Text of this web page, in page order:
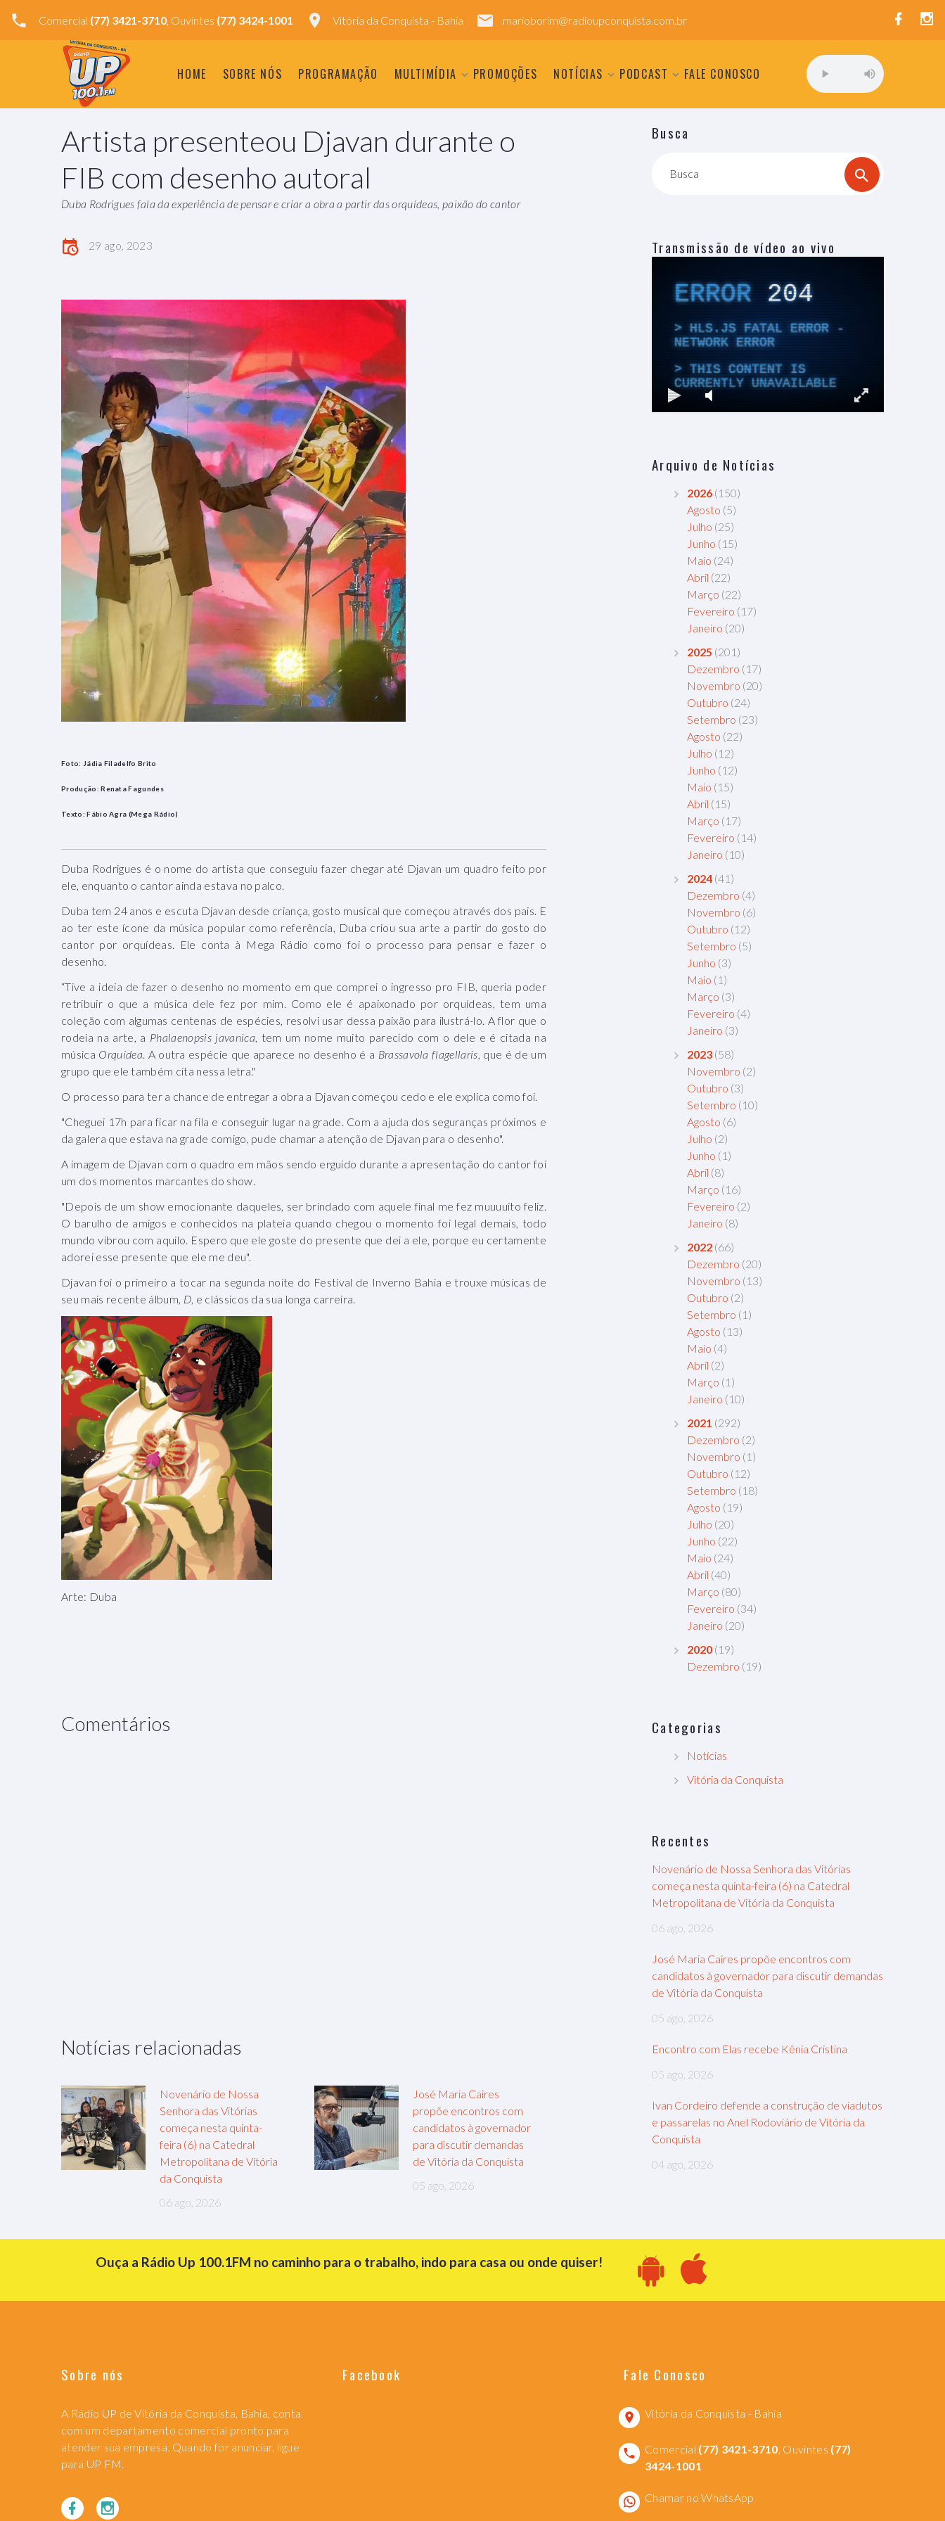
Comercial (77) 3421-3710, Ouvintes (77) 3424-1001 Vitória da Conquista - Bahia marioborim@radioupconquista.com.br
HOME SOBRE NÓS PROGRAMAÇÃO MULTIMÍDIA PROMOÇÕES NOTÍCIAS PODCAST FALE CONOSCO
Artista presenteou Djavan durante o
FIB com desenho autoral
Duba Rodrigues fala da experiência de pensar e criar a obra a partir das orquídeas, paixão do cantor
29 ago, 2023
Foto: Jádia Filadelfo Brito
Produção: Renata Fagundes
Texto: Fábio Agra (Mega Rádio)
Duba Rodrigues é o nome do artista que conseguiu fazer chegar até Djavan um quadro feito por
ele, enquanto o cantor ainda estava no palco.
Duba tem 24 anos e escuta Djavan desde criança, gosto musical que começou através dos pais. E
ao ter este ícone da música popular como referência, Duba criou sua arte a partir do gosto do
cantor por orquídeas. Ele conta à Mega Rádio como foi o processo para pensar e fazer o
desenho.
“Tive a ideia de fazer o desenho no momento em que comprei o ingresso pro FIB, queria poder
retribuir o que a música dele fez por mim. Como ele é apaixonado por orquídeas, tem uma
coleção com algumas centenas de espécies, resolvi usar dessa paixão para ilustrá-lo. A flor que o
rodeia na arte, a Phalaenopsis javanica, tem um nome muito parecido com o dele e é citada na
música Orquídea. A outra espécie que aparece no desenho é a Brassavola flagellaris, que é de um
grupo que ele também cita nessa letra."
O processo para ter a chance de entregar a obra a Djavan começou cedo e ele explica como foi.
"Cheguei 17h para ficar na fila e conseguir lugar na grade. Com a ajuda dos seguranças próximos e
da galera que estava na grade comigo, pude chamar a atenção de Djavan para o desenho".
A imagem de Djavan com o quadro em mãos sendo erguido durante a apresentação do cantor foi
um dos momentos marcantes do show.
"Depois de um show emocionante daqueles, ser brindado com aquele final me fez muuuuito feliz.
O barulho de amigos e conhecidos na plateia quando chegou o momento foi legal demais, todo
mundo vibrou com aquilo. Espero que ele goste do presente que dei a ele, porque eu certamente
adorei esse presente que ele me deu".
Djavan foi o primeiro a tocar na segunda noite do Festival de Inverno Bahia e trouxe músicas de
seu mais recente álbum, D, e clássicos da sua longa carreira.
Arte: Duba
Comentários
Notícias relacionadas
Novenário de Nossa
Senhora das Vitórias
começa nesta quinta-
feira (6) na Catedral
Metropolitana de Vitória
da Conquista
06 ago, 2026
José Maria Caires
propõe encontros com
candidatos à governador
para discutir demandas
de Vitória da Conquista
05 ago, 2026
Busca
Busca
Transmissão de vídeo ao vivo
Arquivo de Notícias
2026 (150)
Agosto (5)
Julho (25)
Junho (15)
Maio (24)
Abril (22)
Março (22)
Fevereiro (17)
Janeiro (20)
2025 (201)
Dezembro (17)
Novembro (20)
Outubro (24)
Setembro (23)
Agosto (22)
Julho (12)
Junho (12)
Maio (15)
Abril (15)
Março (17)
Fevereiro (14)
Janeiro (10)
2024 (41)
Dezembro (4)
Novembro (6)
Outubro (12)
Setembro (5)
Junho (3)
Maio (1)
Março (3)
Fevereiro (4)
Janeiro (3)
2023 (58)
Novembro (2)
Outubro (3)
Setembro (10)
Agosto (6)
Julho (2)
Junho (1)
Abril (8)
Março (16)
Fevereiro (2)
Janeiro (8)
2022 (66)
Dezembro (20)
Novembro (13)
Outubro (2)
Setembro (1)
Agosto (13)
Maio (4)
Abril (2)
Março (1)
Janeiro (10)
2021 (292)
Dezembro (2)
Novembro (1)
Outubro (12)
Setembro (18)
Agosto (19)
Julho (20)
Junho (22)
Maio (24)
Abril (40)
Março (80)
Fevereiro (34)
Janeiro (20)
2020 (19)
Dezembro (19)
Categorias
Notícias
Vitória da Conquista
Recentes
Novenário de Nossa Senhora das Vitórias
começa nesta quinta-feira (6) na Catedral
Metropolitana de Vitória da Conquista
06 ago, 2026
José Maria Caires propõe encontros com
candidatos à governador para discutir demandas
de Vitória da Conquista
05 ago, 2026
Encontro com Elas recebe Kênia Cristina
05 ago, 2026
Ivan Cordeiro defende a construção de viadutos
e passarelas no Anel Rodoviário de Vitória da
Conquista
04 ago, 2026
Ouça a Rádio Up 100.1FM no caminho para o trabalho, indo para casa ou onde quiser!
Sobre nós
A Rádio UP de Vitória da Conquista, Bahia, conta
com um departamento comercial pronto para
atender sua empresa. Quando for anunciar, ligue
para UP FM.
Facebook Fale Conosco
Vitória da Conquista - Bahia
Comercial (77) 3421-3710, Ouvintes (77)
3424-1001
Chamar no WhatsApp